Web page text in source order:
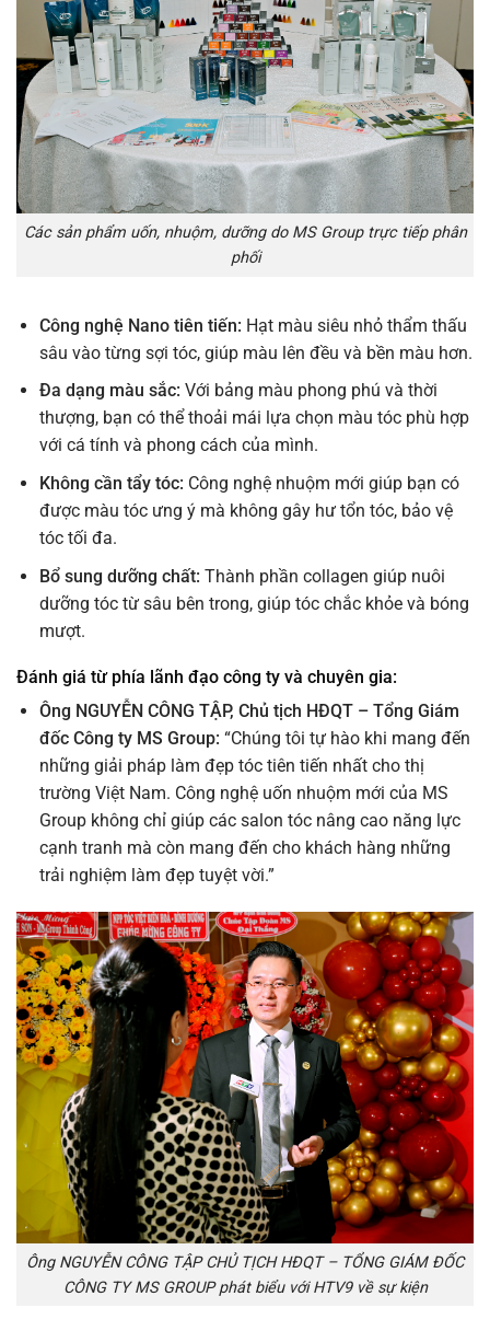
Các sản phẩm uốn, nhuộm, dưỡng do MS Group trực tiếp phân
phối
Công nghệ Nano tiên tiến: Hạt màu siêu nhỏ thẩm thấu
sâu vào từng sợi tóc, giúp màu lên đều và bền màu hơn.
Đa dạng màu sắc: Với bảng màu phong phú và thời
thượng, bạn có thể thoải mái lựa chọn màu tóc phù hợp
với cá tính và phong cách của mình.
Không cần tẩy tóc: Công nghệ nhuộm mới giúp bạn có
được màu tóc ưng ý mà không gây hư tổn tóc, bảo vệ
tóc tối đa.
Bổ sung dưỡng chất: Thành phần collagen giúp nuôi
dưỡng tóc từ sâu bên trong, giúp tóc chắc khỏe và bóng
mượt.
Đánh giá từ phía lãnh đạo công ty và chuyên gia:
Ông NGUYỄN CÔNG TẬP, Chủ tịch HĐQT – Tổng Giám
đốc Công ty MS Group: “Chúng tôi tự hào khi mang đến
những giải pháp làm đẹp tóc tiên tiến nhất cho thị
trường Việt Nam. Công nghệ uốn nhuộm mới của MS
Group không chỉ giúp các salon tóc nâng cao năng lực
cạnh tranh mà còn mang đến cho khách hàng những
trải nghiệm làm đẹp tuyệt vời.”
Ông NGUYỄN CÔNG TẬP CHỦ TỊCH HĐQT – TỔNG GIÁM ĐỐC
CÔNG TY MS GROUP phát biểu với HTV9 về sự kiện